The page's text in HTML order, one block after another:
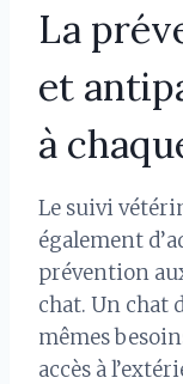
La
et
à
Le suivi
également
prévention
chat. Un chat
mêmes
accès à